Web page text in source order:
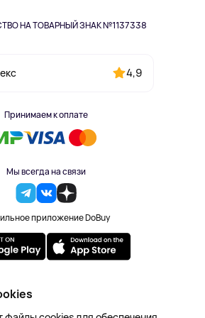
НА ТОВАРНЫЙ ЗНАК №1137338
4,9
Принимаем к оплате
Мы всегда на связи
приложение DoBuy
© DoBuy. Все права защищены
персональных данных